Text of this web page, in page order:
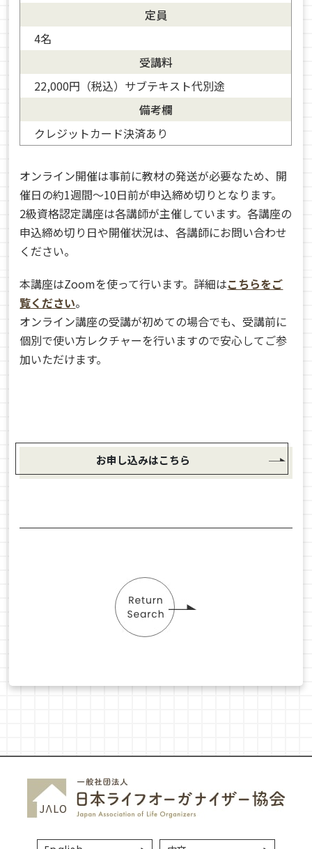
定員
4名
受講料
22,000円（税込）サブテキスト代別途
備考欄
クレジットカード決済あり
オンライン開催は事前に教材の発送が必要なため、開
催日の約1週間～10日前が申込締め切りとなります。
2級資格認定講座は各講師が主催しています。各講座の
申込締め切り日や開催状況は、各講師にお問い合わせ
ください。
本講座はZoomを使って行います。詳細はこちらをご
覧ください。
オンライン講座の受講が初めての場合でも、受講前に
個別で使い方レクチャーを行いますので安心してご参
加いただけます。
お申し込みはこちら